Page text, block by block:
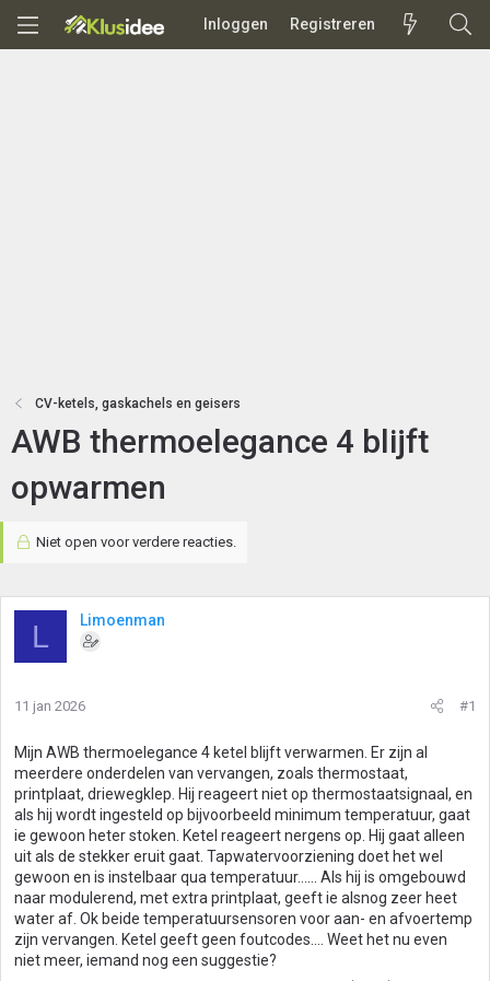
Inloggen Registreren
CV-ketels, gaskachels en geisers
AWB thermoelegance 4 blijft
opwarmen
Niet open voor verdere reacties.
L Limoenman
11 jan 2026 #1
Mijn AWB thermoelegance 4 ketel blijft verwarmen. Er zijn al
meerdere onderdelen van vervangen, zoals thermostaat,
printplaat, driewegklep. Hij reageert niet op thermostaatsignaal, en
als hij wordt ingesteld op bijvoorbeeld minimum temperatuur, gaat
ie gewoon heter stoken. Ketel reageert nergens op. Hij gaat alleen
uit als de stekker eruit gaat. Tapwatervoorziening doet het wel
gewoon en is instelbaar qua temperatuur...... Als hij is omgebouwd
naar modulerend, met extra printplaat, geeft ie alsnog zeer heet
water af. Ok beide temperatuursensoren voor aan- en afvoertemp
zijn vervangen. Ketel geeft geen foutcodes.... Weet het nu even
niet meer, iemand nog een suggestie?